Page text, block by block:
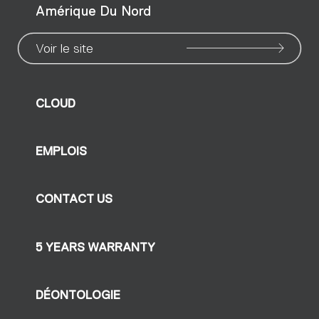
Amérique Du Nord
Voir le site
CLOUD
EMPLOIS
CONTACT US
5 YEARS WARRANTY
DÉONTOLOGIE